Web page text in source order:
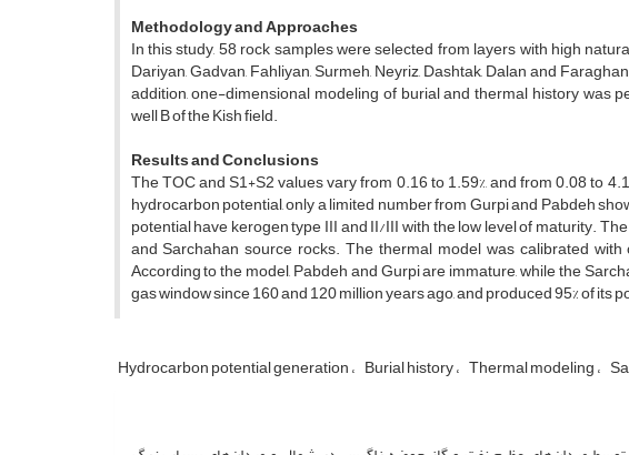
Methodology and Approaches
In this study, 58 rock samples were selected from layers with high
Dariyan, Gadvan, Fahliyan, Surmeh, Neyriz, Dashtak, Dalan and
addition, one-dimensional modeling of burial and thermal history was
well B of the Kish field.
Results and Conclusions
The TOC and S1+S2 values vary from 0.16 to 1.59%, and from 0.08 to
hydrocarbon potential, only a limited number from Gurpi and Pabdeh
potential have kerogen type III and II/III with the low level of maturity.
and Sarchahan source rocks. The thermal model was calibrated
According to the model, Pabdeh and Gurpi are immature, while the
gas window since 160 and 120 million years ago, and produced 95% of its
Hydrocarbon potential generation Burial history Thermal modeling